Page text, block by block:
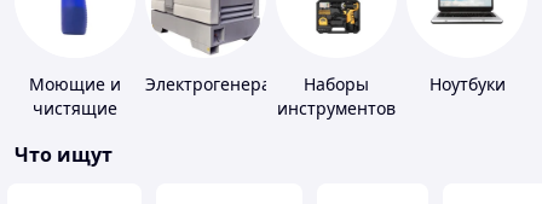
Моющие и
чистящие
ЭлектрогенераторыНаборы
инструментов
Ноутбуки
Что ищут